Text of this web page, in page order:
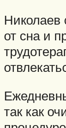
Николаев
от сна и
так как